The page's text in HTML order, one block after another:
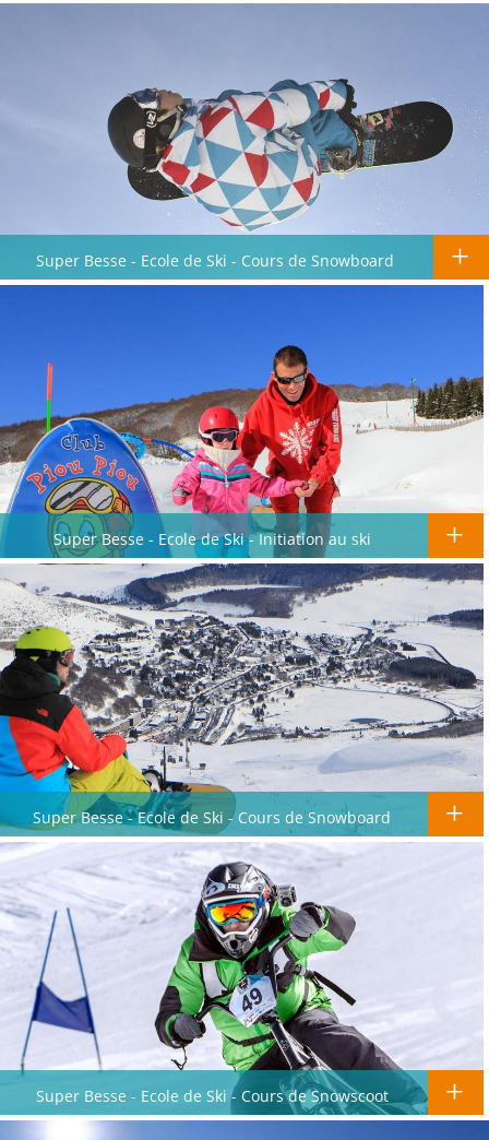
Super Besse - Ecole de Ski - Cours de Snowboard
Super Besse - Ecole de Ski - Initiation au ski
Super Besse - Ecole de Ski - Cours de Snowboard
Super Besse - Ecole de Ski - Cours de Snowscoot